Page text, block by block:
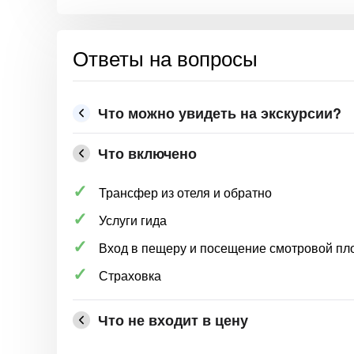
Ответы на вопросы
Что можно увидеть на экскурсии?
Что включено
Трансфер из отеля и обратно
Услуги гида
Вход в пещеру и посещение смотровой
Страховка
Что не входит в цену